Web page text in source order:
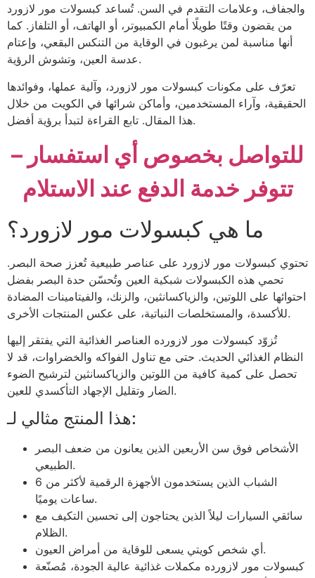
والجفاف، وعلامات التقدم في السن. تُساعد كبسولات مور لازورد
من يقضون وقتًا طويلًا أمام الكمبيوتر، أو الهاتف، أو التلفاز. كما
أنها مناسبة لمن يرغبون في الوقاية من التنكس البقعي، وإعتام
عدسة العين، وتشوش الرؤية.
تعرّف على مكونات كبسولات مور لازورد، وآلية عملها، وفوائدها
الحقيقية، وآراء المستخدمين، وأماكن شرائها في الكويت من خلال
هذا المقال. تابع القراءة لتبدأ برؤية أفضل.
للتواصل بخصوص أي استفسار –
تتوفر خدمة الدفع عند الاستلام
ما هي كبسولات مور لازورد؟
تحتوي كبسولات مور لازورد على عناصر طبيعية تُعزز صحة البصر.
تحمي هذه الكبسولات شبكية العين وتُحسّن حدة البصر بفضل
احتوائها على اللوتين، والزياكسانثين، والزنك، والفيتامينات المضادة
للأكسدة، والمستخلصات النباتية، على عكس المنتجات الأخرى.
تُزوّد كبسولات مور لازورده العناصر الغذائية التي يفتقر إليها
النظام الغذائي الحديث. حتى مع تناول الفواكه والخضراوات، قد لا
تحصل على كمية كافية من اللوتين والزياكسانثين لترشيح الضوء
الضار وتقليل الإجهاد التأكسدي للعين.
هذا المنتج مثالي لـ:
الأشخاص فوق سن الأربعين الذين يعانون من ضعف البصر
الطبيعي.
الشباب الذين يستخدمون الأجهزة الرقمية لأكثر من 6
ساعات يوميًا.
سائقي السيارات ليلاً الذين يحتاجون إلى تحسين التكيف مع
الظلام.
أي شخص كويتي يسعى للوقاية من أمراض العيون.
كبسولات مور لازورده مكملات غذائية عالية الجودة، مُصنّعة